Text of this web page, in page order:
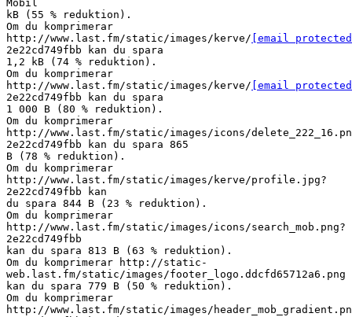
Mobil
kB (55 % reduktion).
Om du komprimerar
http://www.last.fm/static/images/kerve/ [email
2e22cd749fbb kan du spara
1,2 kB (74 % reduktion).
Om du komprimerar
http://www.last.fm/static/images/kerve/ [email
2e22cd749fbb kan du spara
1 000 B (80 % reduktion).
Om du komprimerar
http://www.last.fm/static/images/icons/
2e22cd749fbb kan du spara 865
B (78 % reduktion).
Om du komprimerar
http://www.last.fm/static/images/kerve/profile.jpg?
2e22cd749fbb kan
du spara 844 B (23 % reduktion).
Om du komprimerar
http://www.last.fm/static/images/icons/search_mob.png?
2e22cd749fbb
kan du spara 813 B (63 % reduktion).
Om du komprimerar http://static-
web.last.fm/static/images/footer_logo.ddcfd65712a6.png
kan du spara 779 B (50 % reduktion).
Om du komprimerar
http://www.last.fm/static/images/